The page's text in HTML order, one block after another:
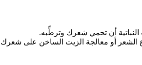
النباتية أن تحمي شعرك وترطِّبه.
الشعر أو معالجة الزيت الساخن على